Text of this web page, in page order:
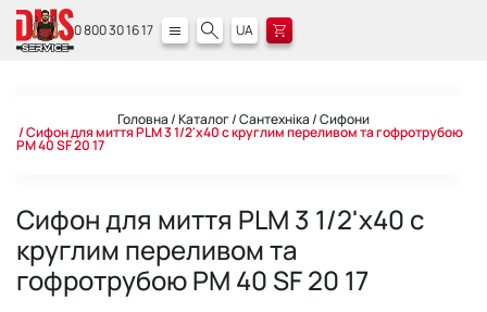
0 800 30 16 17 UA
Головна Каталог Сантехніка Сифони
Сифон для миття PLM 3 1/2'x40 c круглим переливом та гофротрубою
PM 40 SF 20 17
Сифон для миття PLM 3 1/2'x40 c
круглим переливом та
гофротрубою PM 40 SF 20 17